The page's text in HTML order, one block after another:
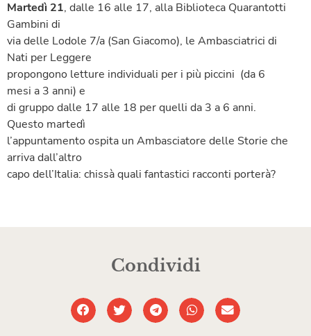
Martedì 21, dalle 16 alle 17, alla Biblioteca Quarantotti
Gambini di
via delle Lodole 7/a (San Giacomo), le Ambasciatrici di
Nati per Leggere
propongono letture individuali per i più piccini (da 6
mesi a 3 anni) e
di gruppo dalle 17 alle 18 per quelli da 3 a 6 anni.
Questo martedì
l’appuntamento ospita un Ambasciatore delle Storie che
arriva dall’altro
capo dell’Italia: chissà quali fantastici racconti porterà?
Condividi